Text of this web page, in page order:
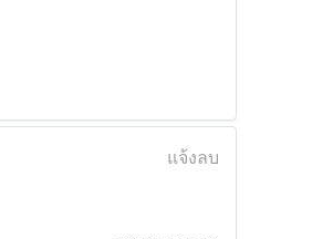
แจ้งลบ